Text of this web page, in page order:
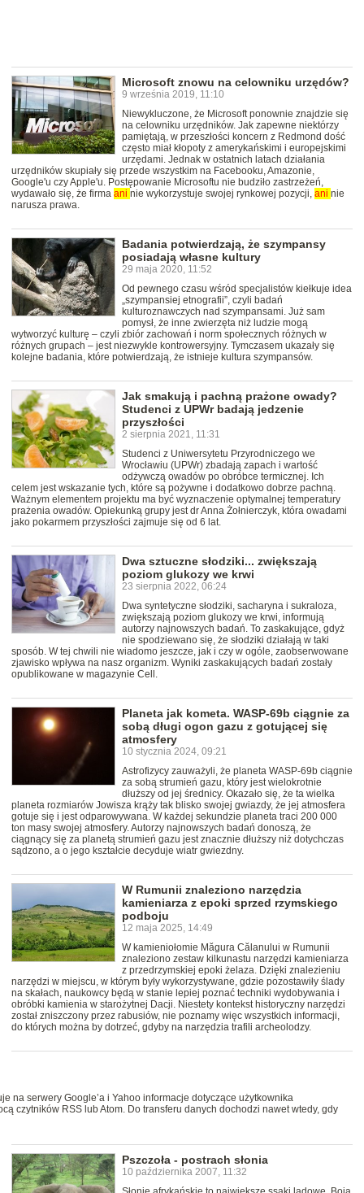
Microsoft znowu na celowniku urzędów?
9 września 2019, 11:10
Niewykluczone, że Microsoft ponownie znajdzie się
na celowniku urzędników. Jak zapewne niektórzy
pamiętają, w przeszłości koncern z Redmond dość
często miał kłopoty z amerykańskimi i europejskimi
urzędami. Jednak w ostatnich latach działania
urzędników skupiały się przede wszystkim na Facebooku, Amazonie,
Google'u czy Apple'u. Postępowanie Microsoftu nie budziło zastrzeżeń,
wydawało się, że firma ani nie wykorzystuje swojej rynkowej pozycji, ani nie
narusza prawa.
Badania potwierdzają, że szympansy
posiadają własne kultury
29 maja 2020, 11:52
Od pewnego czasu wśród specjalistów kiełkuje idea
„szympansiej etnografii”, czyli badań
kulturoznawczych nad szympansami. Już sam
pomysł, że inne zwierzęta niż ludzie mogą
wytworzyć kulturę – czyli zbiór zachowań i norm społecznych różnych w
różnych grupach – jest niezwykle kontrowersyjny. Tymczasem ukazały się
kolejne badania, które potwierdzają, że istnieje kultura szympansów.
Jak smakują i pachną prażone owady?
Studenci z UPWr badają jedzenie
przyszłości
2 sierpnia 2021, 11:31
Studenci z Uniwersytetu Przyrodniczego we
Wrocławiu (UPWr) zbadają zapach i wartość
odżywczą owadów po obróbce termicznej. Ich
celem jest wskazanie tych, które są pożywne i dodatkowo dobrze pachną.
Ważnym elementem projektu ma być wyznaczenie optymalnej temperatury
prażenia owadów. Opiekunką grupy jest dr Anna Żołnierczyk, która owadami
jako pokarmem przyszłości zajmuje się od 6 lat.
Dwa sztuczne słodziki... zwiększają
poziom glukozy we krwi
23 sierpnia 2022, 06:24
Dwa syntetyczne słodziki, sacharyna i sukraloza,
zwiększają poziom glukozy we krwi, informują
autorzy najnowszych badań. To zaskakujące, gdyż
nie spodziewano się, że słodziki działają w taki
sposób. W tej chwili nie wiadomo jeszcze, jak i czy w ogóle, zaobserwowane
zjawisko wpływa na nasz organizm. Wyniki zaskakujących badań zostały
opublikowane w magazynie Cell.
Planeta jak kometa. WASP-69b ciągnie za
sobą długi ogon gazu z gotującej się
atmosfery
10 stycznia 2024, 09:21
Astrofizycy zauważyli, że planeta WASP-69b ciągnie
za sobą strumień gazu, który jest wielokrotnie
dłuższy od jej średnicy. Okazało się, że ta wielka
planeta rozmiarów Jowisza krąży tak blisko swojej gwiazdy, że jej atmosfera
gotuje się i jest odparowywana. W każdej sekundzie planeta traci 200 000
ton masy swojej atmosfery. Autorzy najnowszych badań donoszą, że
ciągnący się za planetą strumień gazu jest znacznie dłuższy niż dotychczas
sądzono, a o jego kształcie decyduje wiatr gwiezdny.
W Rumunii znaleziono narzędzia
kamieniarza z epoki sprzed rzymskiego
podboju
12 maja 2025, 14:49
W kamieniołomie Măgura Călanului w Rumunii
znaleziono zestaw kilkunastu narzędzi kamieniarza
z przedrzymskiej epoki żelaza. Dzięki znalezieniu
narzędzi w miejscu, w którym były wykorzystywane, gdzie pozostawiły ślady
na skałach, naukowcy będą w stanie lepiej poznać techniki wydobywania i
obróbki kamienia w starożytnej Dacji. Niestety kontekst historyczny narzędzi
został zniszczony przez rabusiów, nie poznamy więc wszystkich informacji,
do których można by dotrzeć, gdyby na narzędzia trafili archeolodzy.
na serwery Google’a i Yahoo informacje dotyczące użytkownika
czytników RSS lub Atom. Do transferu danych dochodzi nawet wtedy, gdy
Pszczoła - postrach słonia
10 października 2007, 11:32